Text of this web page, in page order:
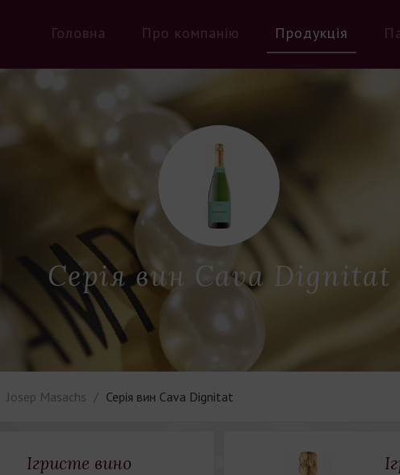
Головна Про компанію Продукція
Серія вин Cava Dignitat
Josep Masachs Серія вин Cava Dignitat
Ігристе вино